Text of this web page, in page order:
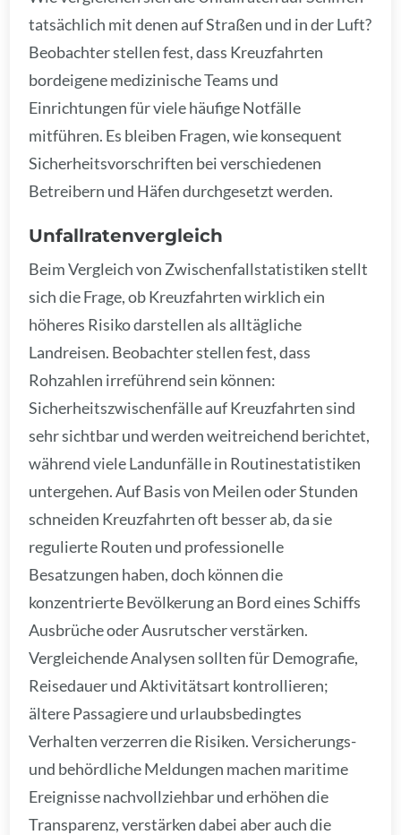
tatsächlich mit denen auf Straßen und in der Luft?
Beobachter stellen fest, dass Kreuzfahrten
bordeigene medizinische Teams und
Einrichtungen für viele häufige Notfälle
mitführen. Es bleiben Fragen, wie konsequent
Sicherheitsvorschriften bei verschiedenen
Betreibern und Häfen durchgesetzt werden.
Unfallratenvergleich
Beim Vergleich von Zwischenfallstatistiken stellt
sich die Frage, ob Kreuzfahrten wirklich ein
höheres Risiko darstellen als alltägliche
Landreisen. Beobachter stellen fest, dass
Rohzahlen irreführend sein können:
Sicherheitszwischenfälle auf Kreuzfahrten sind
sehr sichtbar und werden weitreichend berichtet,
während viele Landunfälle in Routinestatistiken
untergehen. Auf Basis von Meilen oder Stunden
schneiden Kreuzfahrten oft besser ab, da sie
regulierte Routen und professionelle
Besatzungen haben, doch können die
konzentrierte Bevölkerung an Bord eines Schiffs
Ausbrüche oder Ausrutscher verstärken.
Vergleichende Analysen sollten für Demografie,
Reisedauer und Aktivitätsart kontrollieren;
ältere Passagiere und urlaubsbedingtes
Verhalten verzerren die Risiken. Versicherungs-
und behördliche Meldungen machen maritime
Ereignisse nachvollziehbar und erhöhen die
Transparenz, verstärken dabei aber auch die